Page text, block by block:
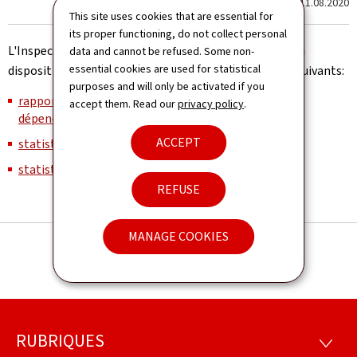
This site uses cookies that are essential for
its proper functioning, do not collect personal
data and cannot be refused. Some non-
essential cookies are used for statistical
purposes and will only be activated if you
accept them. Read ourprivacy policy.
ACCEPT
REFUSE
MANAGE COOKIES
L'Inspection générale de la sécurité social (IGSS) met à
disposition sur son site isog.public.lu les statistiques suivants:
rapport général sur la sécurité sociale - Assurance
dépendance
statistiques sur l'assurance dépendance
statistiques sur la population protégée
Footer
RUBRIQUES